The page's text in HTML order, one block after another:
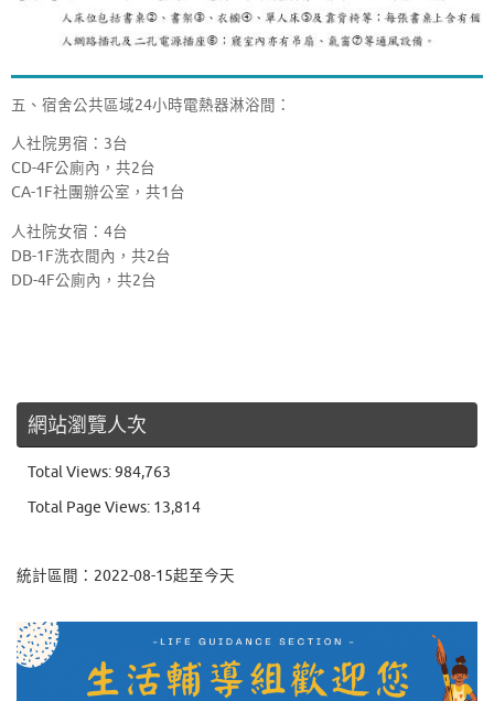
五、宿舍公共區域24小時電熱器淋浴間：
人社院男宿：3台
CD-4F公廁內，共2台
CA-1F社團辦公室，共1台
人社院女宿：4台
DB-1F洗衣間內，共2台
DD-4F公廁內，共2台
網站瀏覽人次
Total Views:984,763
Total Page Views: 13,814
統計區間：2022-08-15起至今天